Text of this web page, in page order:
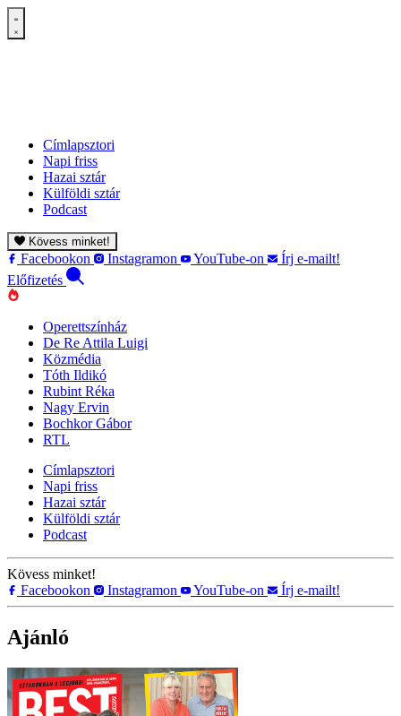
Címlapsztori
Napi friss
Hazai sztár
Külföldi sztár
Podcast
Kövess minket!
Facebookon Instagramon YouTube-on
Írj e-mailt!
Előfizetés
Operettszínház
De Re Attila Luigi
Közmédia
Tóth Ildikó
Rubint Réka
Nagy Ervin
Bochkor Gábor
RTL
Címlapsztori
Napi friss
Hazai sztár
Külföldi sztár
Podcast
Kövess minket!
Facebookon
Instagramon YouTube-on Írj e-mailt!
Ajánló